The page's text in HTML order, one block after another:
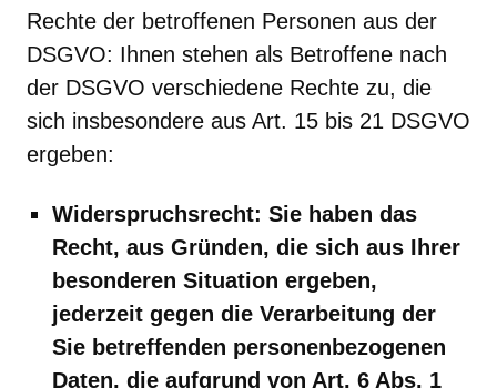
Rechte der betroffenen Personen aus der
DSGVO: Ihnen stehen als Betroffene nach
der DSGVO verschiedene Rechte zu, die
sich insbesondere aus Art. 15 bis 21 DSGVO
ergeben:
Widerspruchsrecht: Sie haben das
Recht, aus Gründen, die sich aus Ihrer
besonderen Situation ergeben,
jederzeit gegen die Verarbeitung der
Sie betreffenden personenbezogenen
Daten, die aufgrund von Art. 6 Abs. 1